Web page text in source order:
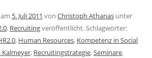
5. Juli 2011 von Christoph Athanas unter
, Recruitingveröffentlicht. Schlagwörter:
, Human Resources, Kompetenz in Social
Kalmeyer, Recruitingstrategie,Seminare,